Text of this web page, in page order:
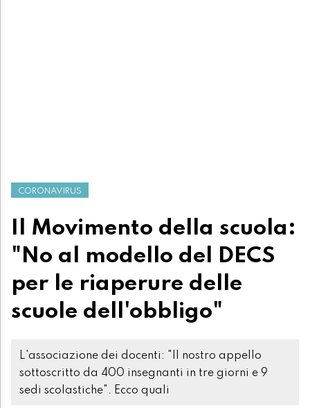
CORONAVIRUS
Il Movimento della scuola:
"No al modello del DECS
per le riaperure delle
scuole dell'obbligo"
L'associazione dei docenti: "Il nostro appello
sottoscritto da 400 insegnanti in tre giorni e 9
sedi scolastiche". Ecco quali